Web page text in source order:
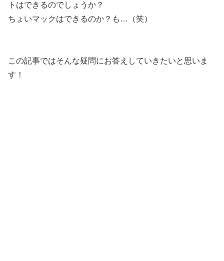
トはできるのでしょうか？
ちょいマックはできるのか？も…（笑）
この記事ではそんな疑問にお答えしていきたいと思いま
す！